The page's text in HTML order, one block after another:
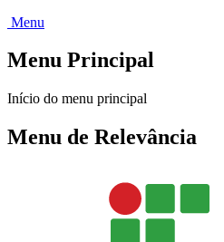
Menu
Menu Principal
Início do menu principal
Menu de Relevância